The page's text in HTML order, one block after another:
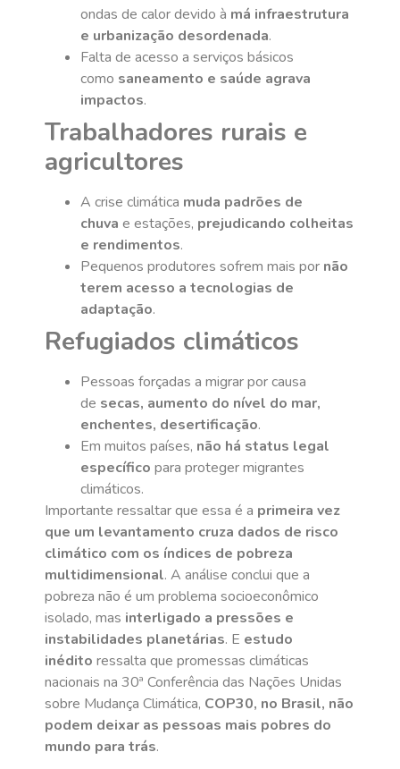
ondas de calor devido à má infraestrutura
e urbanização desordenada.
Falta de acesso a serviços básicos
como saneamento e saúde agrava
impactos.
Trabalhadores rurais e
agricultores
A crise climática muda padrões de
chuva e estações, prejudicando colheitas
e rendimentos.
Pequenos produtores sofrem mais por não
terem acesso a tecnologias de
adaptação.
Refugiados climáticos
Pessoas forçadas a migrar por causa
de secas, aumento do nível do mar,
enchentes, desertificação.
Em muitos países, não há status legal
específico para proteger migrantes
climáticos.
Importante ressaltar que essa é a primeira vez
que um levantamento cruza dados de risco
climático com os índices de pobreza
multidimensional. A análise conclui que a
pobreza não é um problema socioeconômico
isolado, mas interligado a pressões e
instabilidades planetárias. E estudo
inédito ressalta que promessas climáticas
nacionais na 30ª Conferência das Nações Unidas
sobre Mudança Climática, COP30, no Brasil, não
podem deixar as pessoas mais pobres do
mundo para trás.